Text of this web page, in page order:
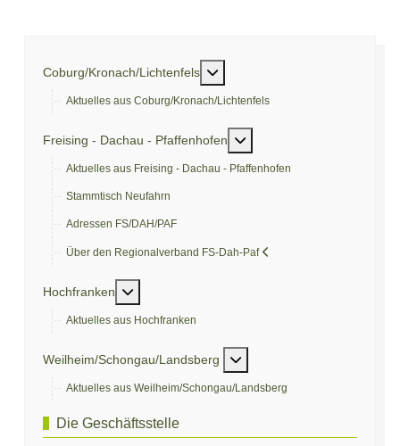
Coburg/Kronach/Lichtenfels Weitere Informationen: Coburg/
Aktuelles aus Coburg/Kronach/Lichtenfels
Freising - Dachau - Pfaffenhofen Weitere Informationen:
Aktuelles aus Freising - Dachau - Pfaffenhofen
Stammtisch Neufahrn
Adressen FS/DAH/PAF
Über den Regionalverband FS-Dah-Paf
Hochfranken Weitere Informationen: Hochfranken
Aktuelles aus Hochfranken
Weilheim/Schongau/Landsberg Weitere Informationen:
Aktuelles aus Weilheim/Schongau/Landsberg
Die Geschäftsstelle